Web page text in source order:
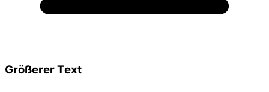
Größerer Text